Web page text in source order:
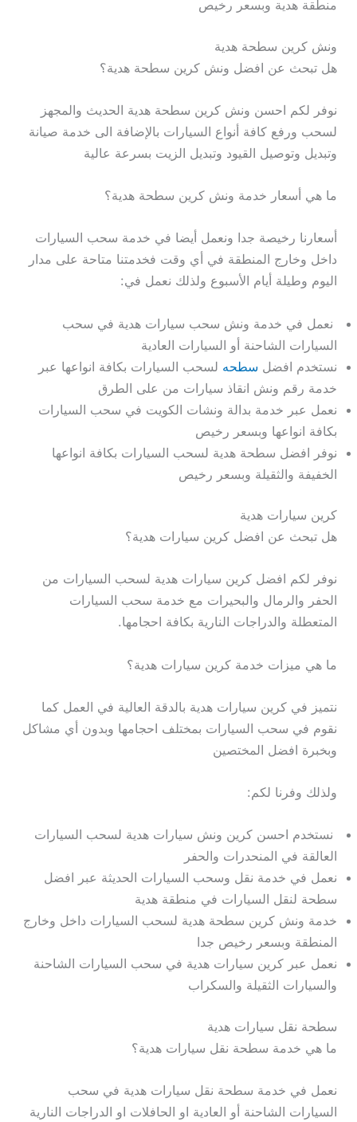
منطقة هدية وبسعر رخيص
ونش كرين سطحة هدية
هل تبحث عن افضل ونش كرين سطحة هدية؟
نوفر لكم احسن ونش كرين سطحة هدية الحديث والمجهز
لسحب ورفع كافة أنواع السيارات بالإضافة الى خدمة صيانة
وتبديل وتوصيل القيود وتبديل الزيت بسرعة عالية
ما هي أسعار خدمة ونش كرين سطحة هدية؟
أسعارنا رخيصة جدا ونعمل أيضا في خدمة سحب السيارات
داخل وخارج المنطقة في أي وقت فخدمتنا متاحة على مدار
اليوم وطيلة أيام الأسبوع ولذلك نعمل في:
نعمل في خدمة ونش سحب سيارات هدية في سحب
السيارات الشاحنة أو السيارات العادية
نستخدم افضل سطحه لسحب السيارات بكافة انواعها عبر
خدمة رقم ونش انقاذ سيارات من على الطرق
نعمل عبر خدمة بدالة ونشات الكويت في سحب السيارات
بكافة انواعها وبسعر رخيص
نوفر افضل سطحة هدية لسحب السيارات بكافة انواعها
الخفيفة والثقيلة وبسعر رخيص
كرين سيارات هدية
هل تبحث عن افضل كرين سيارات هدية؟
نوفر لكم افضل كرين سيارات هدية لسحب السيارات من
الحفر والرمال والبحيرات مع خدمة سحب السيارات
المتعطلة والدراجات النارية بكافة احجامها.
ما هي ميزات خدمة كرين سيارات هدية؟
نتميز في كرين سيارات هدية بالدقة العالية في العمل كما
نقوم في سحب السيارات بمختلف احجامها وبدون أي مشاكل
وبخبرة افضل المختصين
ولذلك وفرنا لكم:
نستخدم احسن كرين ونش سيارات هدية لسحب السيارات
العالقة في المنحدرات والحفر
نعمل في خدمة نقل وسحب السيارات الحديثة عبر افضل
سطحة لنقل السيارات في منطقة هدية
خدمة ونش كرين سطحة هدية لسحب السيارات داخل وخارج
المنطقة وبسعر رخيص جدا
نعمل عبر كرين سيارات هدية في سحب السيارات الشاحنة
والسيارات الثقيلة والسكراب
سطحة نقل سيارات هدية
ما هي خدمة سطحة نقل سيارات هدية؟
نعمل في خدمة سطحة نقل سيارات هدية في سحب
السيارات الشاحنة أو العادية او الحافلات او الدراجات النارية